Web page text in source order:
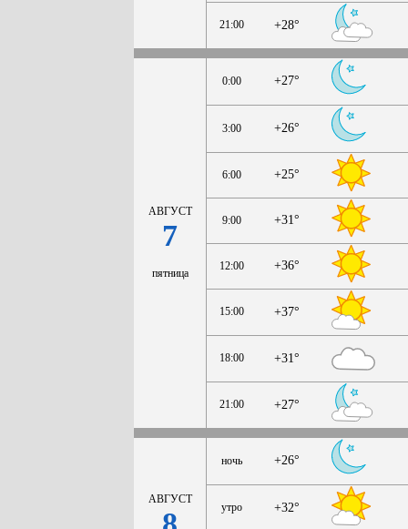
21:00 +28°
АВГУСТ
7
пятница
0:00 +27°
3:00 +26°
6:00 +25°
9:00 +31°
12:00 +36°
15:00 +37°
18:00 +31°
21:00 +27°
АВГУСТ
ночь +26°
утро +32°